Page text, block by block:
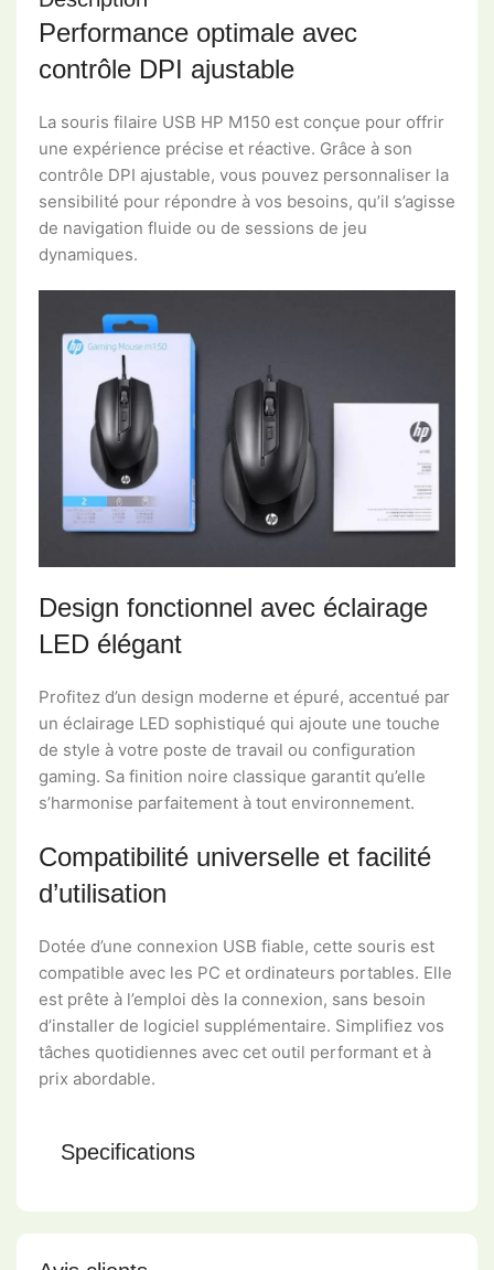
Performance optimale avec
contrôle DPI ajustable
La souris filaire USB HP M150 est conçue pour offrir
une expérience précise et réactive. Grâce à son
contrôle DPI ajustable, vous pouvez personnaliser la
sensibilité pour répondre à vos besoins, qu’il s’agisse
de navigation fluide ou de sessions de jeu
dynamiques.
Design fonctionnel avec éclairage
LED élégant
Profitez d’un design moderne et épuré, accentué par
un éclairage LED sophistiqué qui ajoute une touche
de style à votre poste de travail ou configuration
gaming. Sa finition noire classique garantit qu’elle
s’harmonise parfaitement à tout environnement.
Compatibilité universelle et facilité
d’utilisation
Dotée d’une connexion USB fiable, cette souris est
compatible avec les PC et ordinateurs portables. Elle
est prête à l’emploi dès la connexion, sans besoin
d’installer de logiciel supplémentaire. Simplifiez vos
tâches quotidiennes avec cet outil performant et à
prix abordable.
Specifications